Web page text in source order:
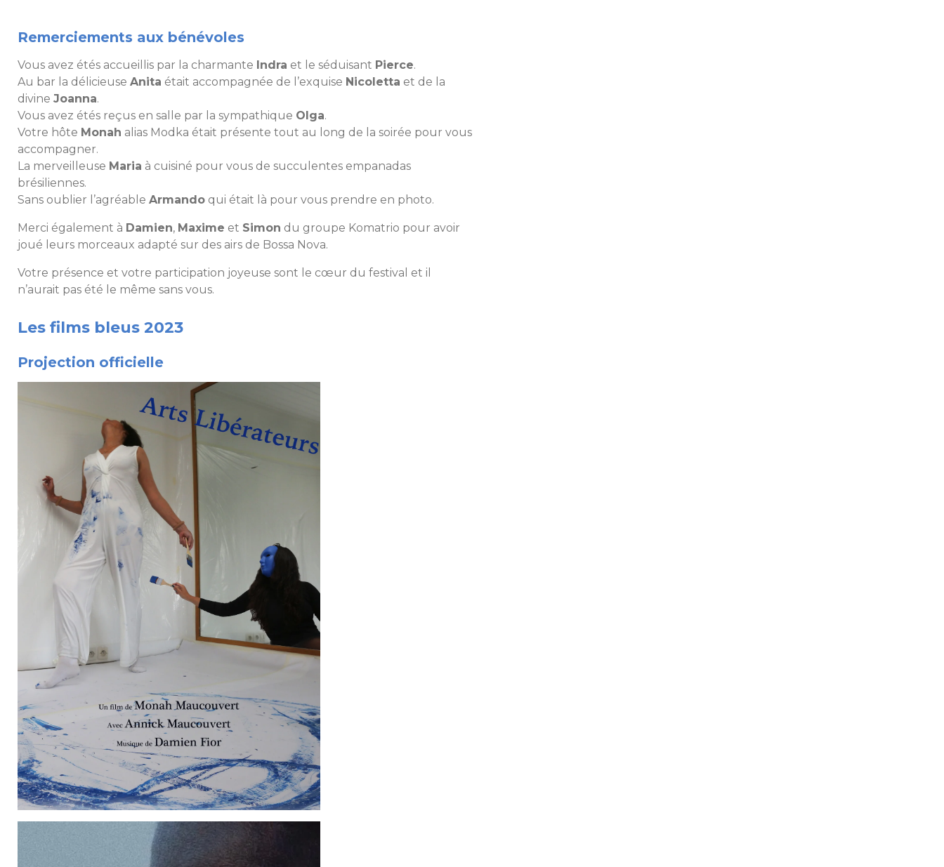
Remerciements aux bénévoles
Vous avez étés accueillis par la charmante Indra et le séduisant Pierce.
Au bar la délicieuse Anita était accompagnée de l’exquise Nicoletta et de la
divine Joanna.
Vous avez étés reçus en salle par la sympathique Olga.
Votre hôte Monah alias Modka était présente tout au long de la soirée pour vous
accompagner.
La merveilleuse Maria à cuisiné pour vous de succulentes empanadas
brésiliennes.
Sans oublier l’agréable Armando qui était là pour vous prendre en photo.
Merci également à Damien, Maxime et Simon du groupe Komatrio pour avoir
joué leurs morceaux adapté sur des airs de Bossa Nova.
Votre présence et votre participation joyeuse sont le cœur du festival et il
n’aurait pas été le même sans vous.
Les films bleus 2023
Projection officielle